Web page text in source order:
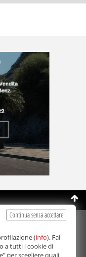
in qualunque
è proibita.
Continua senza accettare
(info). Fai
a tutti i cookie di
per scegliere quali